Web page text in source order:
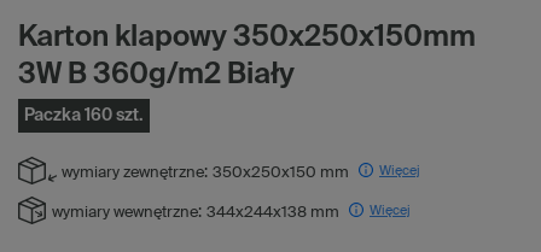
Karton klapowy 350x250x150mm
3W B 360g/m2 Biały
Paczka 160 szt.
wymiary zewnętrzne: 350x250x150 mm Więcej
wymiary wewnętrzne: 344x244x138 mm Więcej